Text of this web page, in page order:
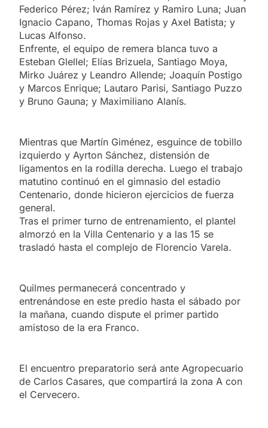
Federico Pérez; Iván Ramírez y Ramiro Luna; Juan
Ignacio Capano, Thomas Rojas y Axel Batista; y
Lucas Alfonso.
Enfrente, el equipo de remera blanca tuvo a
Esteban Glellel; Elías Brizuela, Santiago Moya,
Mirko Juárez y Leandro Allende; Joaquín Postigo
y Marcos Enrique; Lautaro Parisi, Santiago Puzzo
y Bruno Gauna; y Maximiliano Alanís.
Mientras que Martín Giménez, esguince de tobillo
izquierdo y Ayrton Sánchez, distensión de
ligamentos en la rodilla derecha. Luego el trabajo
matutino continuó en el gimnasio del estadio
Centenario, donde hicieron ejercicios de fuerza
general.
Tras el primer turno de entrenamiento, el plantel
almorzó en la Villa Centenario y a las 15 se
trasladó hasta el complejo de Florencio Varela.
Quilmes permanecerá concentrado y
entrenándose en este predio hasta el sábado por
la mañana, cuando dispute el primer partido
amistoso de la era Franco.
El encuentro preparatorio será ante Agropecuario
de Carlos Casares, que compartirá la zona A con
el Cervecero.